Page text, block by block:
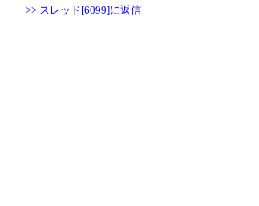
>> スレッド[6099]に返信